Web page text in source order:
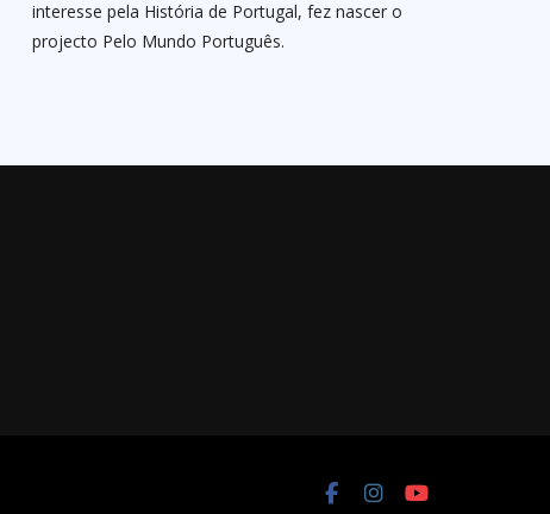
interesse pela História de Portugal, fez nascer o
projecto Pelo Mundo Português.